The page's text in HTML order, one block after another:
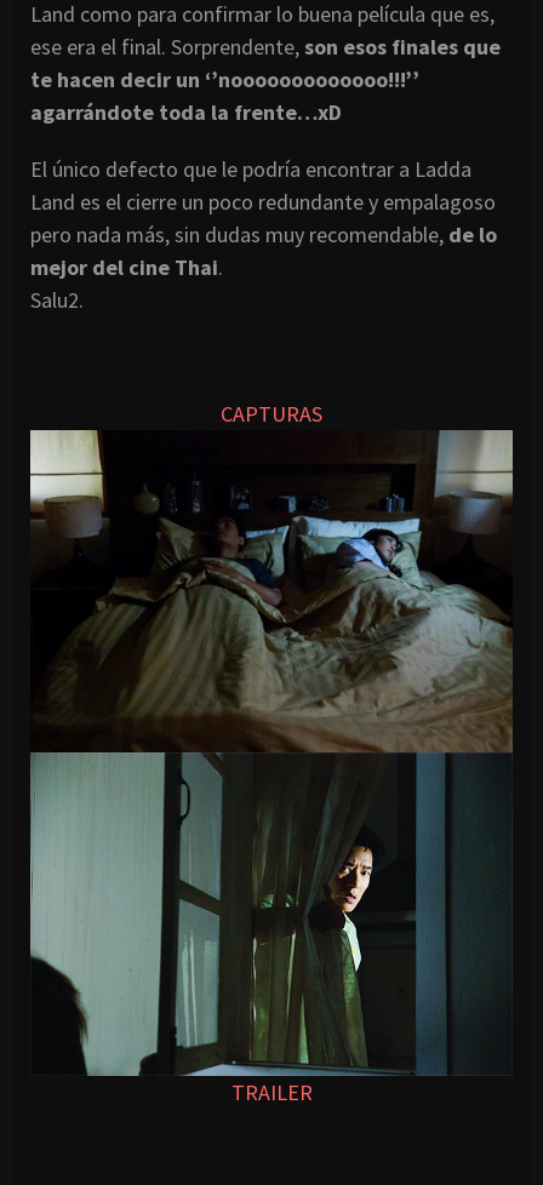
Land como para confirmar lo buena película que es,
ese era el final. Sorprendente,son esos finales que
te hacen decir un ‘’nooooooooooooo!!!’’
agarrándote toda la frente…xD
El único defecto que le podría encontrar a Ladda
Land es el cierre un poco redundante y empalagoso
pero nada más, sin dudas muy recomendable, de lo
mejor del cine Thai.
Salu2.
CAPTURAS
TRAILER